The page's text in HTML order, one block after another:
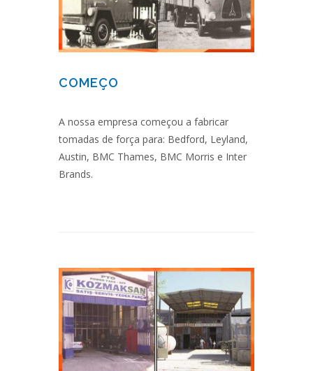
COMEÇO
A nossa empresa começou a fabricar
tomadas de força para: Bedford, Leyland,
Austin, BMC Thames, BMC Morris e Inter
Brands.